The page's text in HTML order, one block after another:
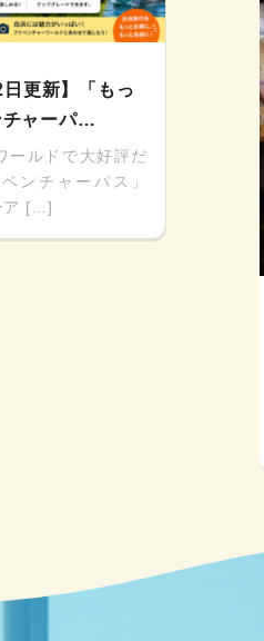
日更新】「もっ
チャーパ…
ールドで大好評だ
ンチャーパス」
ア […]